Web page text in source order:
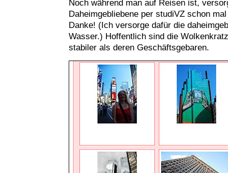
Noch während man auf Reisen ist,
Daheimgebliebene per studiVZ schon
Danke! (Ich versorge dafür die
Wasser.) Hoffentlich sind die
stabiler als deren Geschäftsgebaren.